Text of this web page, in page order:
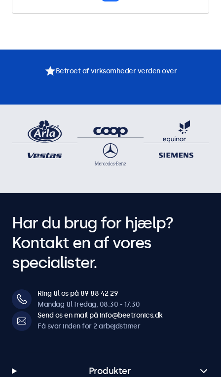
Betroet af virksomheder verden over
Har du brug for hjælp?
Kontakt en af vores
specialister.
Ring til os på 89 88 42 29
Mandag til fredag, 08:30 - 17:30
Send os en mail på info@beetronics.dk
Få svar inden for 2 arbejdstimer
Produkter